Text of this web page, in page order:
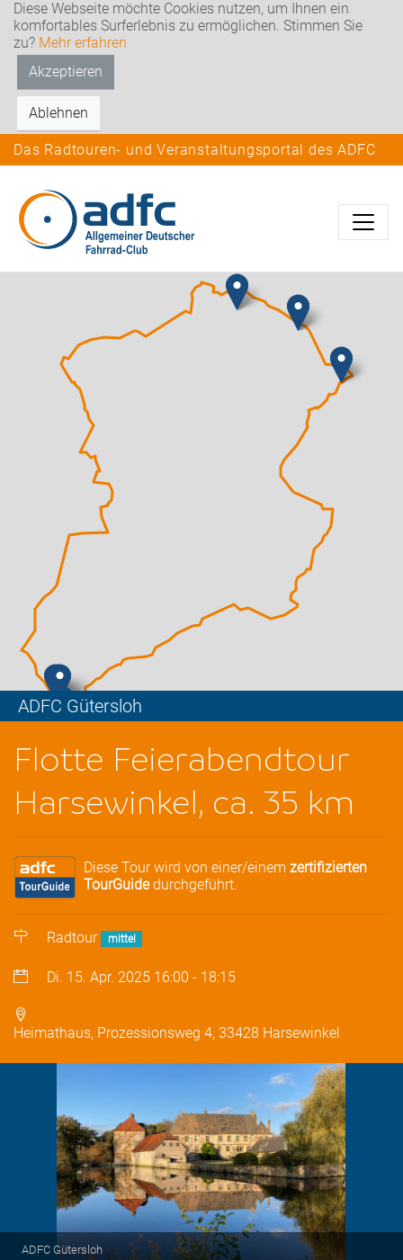
Diese Webseite möchte Cookies nutzen, um Ihnen ein
komfortables Surferlebnis zu ermöglichen. Stimmen Sie
zu? Mehr erfahren
Akzeptieren
Ablehnen
Das Radtouren- und Veranstaltungsportal des ADFC
ADFC Gütersloh
Flotte Feierabendtour
Harsewinkel, ca. 35 km
Diese Tour wird von einer/einem zertifizierten
TourGuidedurchgeführt.
Radtour mittel
Di. 15. Apr. 2025 16:00 - 18:15
Heimathaus, Prozessionsweg 4, 33428 Harsewinkel
ADFC Gütersloh